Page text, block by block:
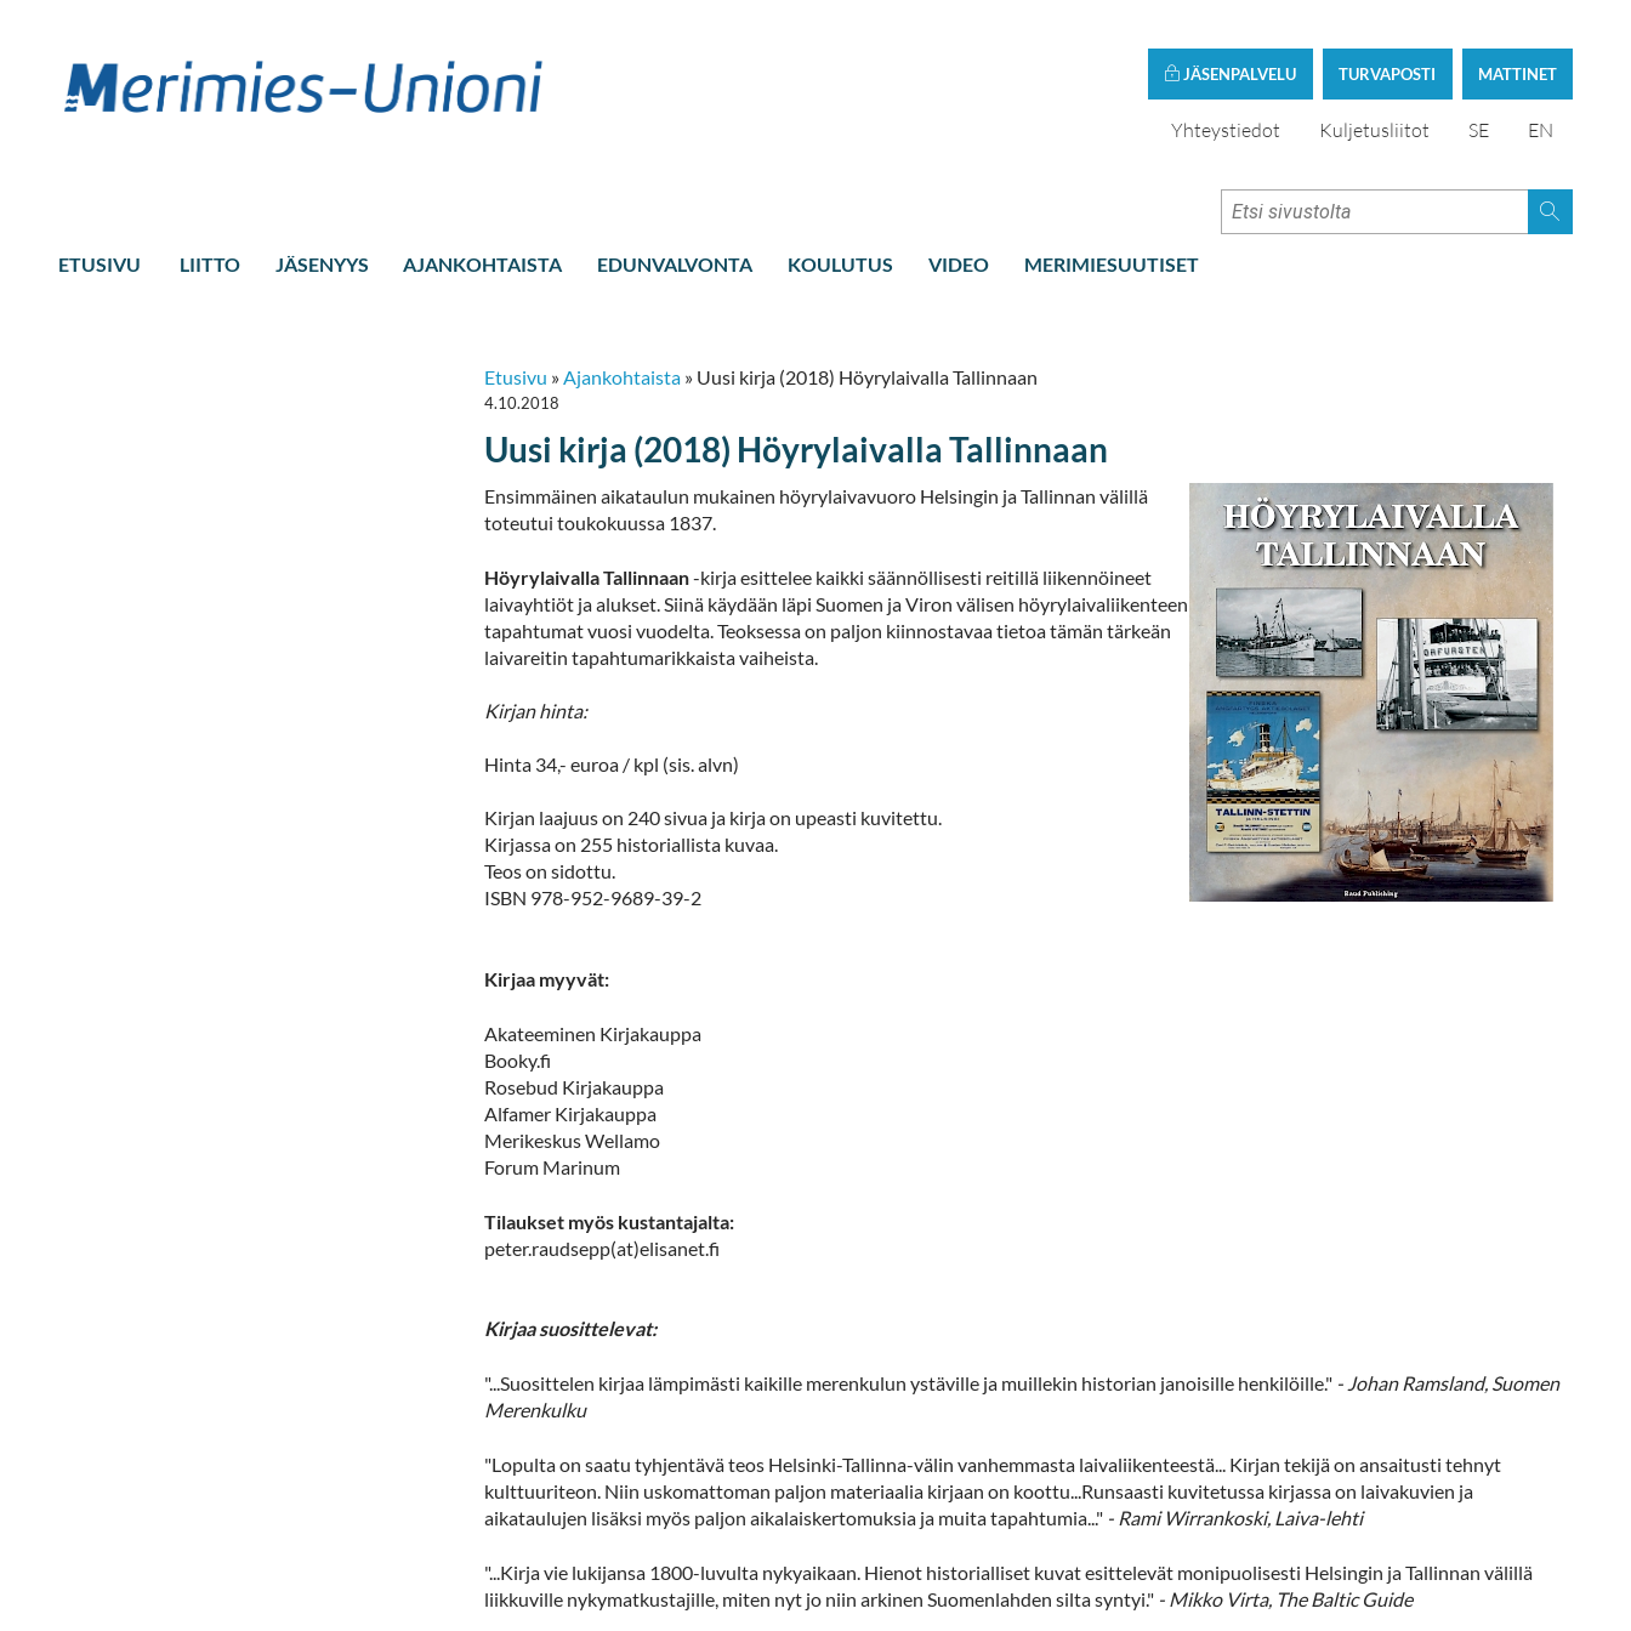
MATTINET
TURVAPOSTI
JÄSENPALVELU
Yhteystiedot Kuljetusliitot SE EN
ETUSIVU LIITTO JÄSENYYS AJANKOHTAISTA EDUNVALVONTA KOULUTUS VIDEO MERIMIESUUTISET
Etusivu »Ajankohtaista » Uusi kirja (2018) Höyrylaivalla Tallinnaan
4.10.2018
Uusi kirja (2018) Höyrylaivalla Tallinnaan
Ensimmäinen aikataulun mukainen höyrylaivavuoro Helsingin ja Tallinnan välillä
toteutui toukokuussa 1837.
Höyrylaivalla Tallinnaan-kirja esittelee kaikki säännöllisesti reitillä liikennöineet
laivayhtiöt ja alukset. Siinä käydään läpi Suomen ja Viron välisen höyrylaivaliikenteen
tapahtumat vuosi vuodelta. Teoksessa on paljon kiinnostavaa tietoa tämän tärkeän
laivareitin tapahtumarikkaista vaiheista.
Kirjan hinta:
Hinta 34,- euroa / kpl (sis. alvn)
Kirjan laajuus on 240 sivua ja kirja on upeasti kuvitettu.
Kirjassa on 255 historiallista kuvaa.
Teos on sidottu.
ISBN 978-952-9689-39-2
Kirjaa myyvät:
Akateeminen Kirjakauppa
Booky.fi
Rosebud Kirjakauppa
Alfamer Kirjakauppa
Merikeskus Wellamo
Forum Marinum
Tilaukset myös kustantajalta:
peter.raudsepp(at)elisanet.fi
Kirjaa suosittelevat:
"...Suosittelen kirjaa lämpimästi kaikille merenkulun ystäville ja muillekin historian janoisille henkilöille." - Johan Ramsland, Suomen
Merenkulku
"Lopulta on saatu tyhjentävä teos Helsinki-Tallinna-välin vanhemmasta laivaliikenteestä... Kirjan tekijä on ansaitusti tehnyt
kulttuuriteon. Niin uskomattoman paljon materiaalia kirjaan on koottu...Runsaasti kuvitetussa kirjassa on laivakuvien ja
aikataulujen lisäksi myös paljon aikalaiskertomuksia ja muita tapahtumia..." - Rami Wirrankoski, Laiva-lehti
"...Kirja vie lukijansa 1800-luvulta nykyaikaan. Hienot historialliset kuvat esittelevät monipuolisesti Helsingin ja Tallinnan välillä
liikkuville nykymatkustajille, miten nyt jo niin arkinen Suomenlahden silta syntyi." - Mikko Virta, The Baltic Guide